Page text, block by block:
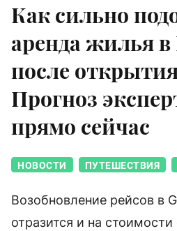
Как сильно
аренда жилья
после
Прогноз
прямо сейчас
НОВОСТИ ПУТЕШЕСТВИЯ
Возобновление рейсов в
отразится и на